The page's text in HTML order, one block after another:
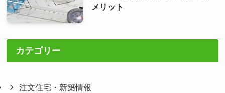
メリット
カテゴリー
注文住宅・新築情報